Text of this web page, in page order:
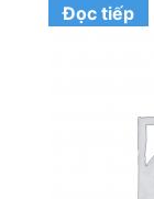
Đọc tiếp